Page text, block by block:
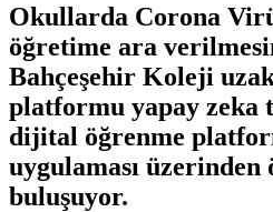
Okullarda Corona
öğretime ara
Bahçeşehir Koleji
platformu yapay zeka
dijital öğrenme
uygulaması
buluşuyor.